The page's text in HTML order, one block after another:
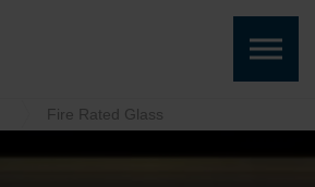
Fire Rated Glass